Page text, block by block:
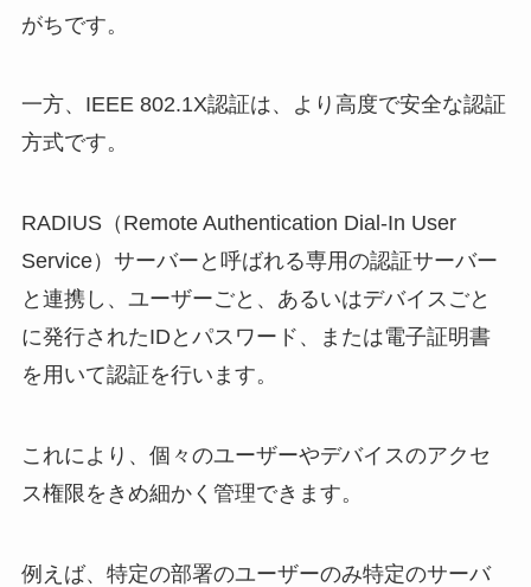
がちです。
一方、IEEE 802.1X認証は、より高度で安全な認証
方式です。
RADIUS（Remote Authentication Dial-In User
Service）サーバーと呼ばれる専用の認証サーバー
と連携し、ユーザーごと、あるいはデバイスごと
に発行されたIDとパスワード、または電子証明書
を用いて認証を行います。
これにより、個々のユーザーやデバイスのアクセ
ス権限をきめ細かく管理できます。
例えば、特定の部署のユーザーのみ特定のサーバ